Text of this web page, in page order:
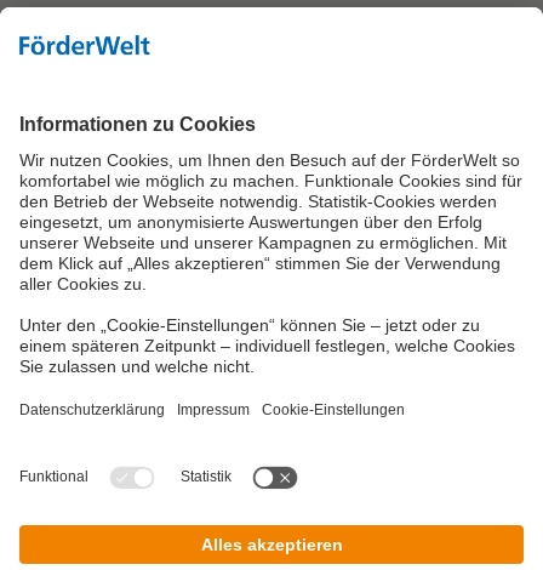
Vielzahl an Fördermitteln
Eine Förderung Ihres Projektes kann, je nach
Förderbedingungen, über viele verschiedene
Wege möglich sein. Neben den Bundes- und
Landesförderinstituten können Fördermittel des
Bundesamtes für Wirtschaft und
Main